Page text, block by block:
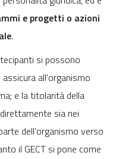
e progetti o azioni
.
si possono
all'organismo
e la titolarità della
sia nei
dell’organismo verso
il GECT si pone come